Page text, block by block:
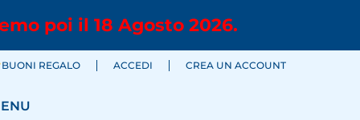
poi il 18 Agosto 2026.
BUONI REGALO ACCEDI CREA UN ACCOUNT